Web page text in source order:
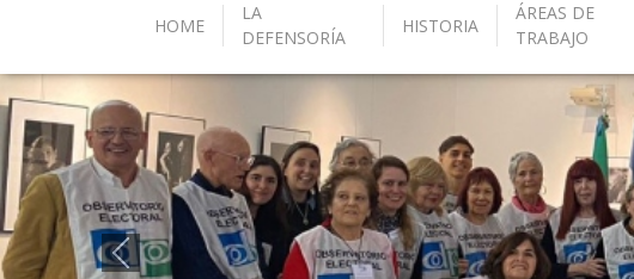
HOME
LA
DEFENSORÍA
HISTORIA
ÁREAS DE
TRABAJO
Anterior